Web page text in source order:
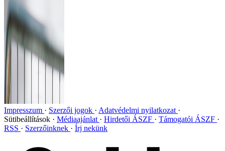
Impresszum Szerzői jogok
Adatvédelmi nyilatkozat
Sütibeállítások
Médiaajánlat Hirdetői ÁSZF
Támogatói ÁSZF
RSS
Szerzőinknek Írj nekünk